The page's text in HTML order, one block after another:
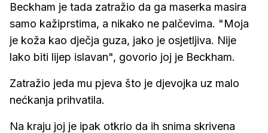
Beckham je tada zatražio da ga maserka masira
samo kažiprstima, a nikako ne palčevima. "Moja
je koža kao dječja guza, jako je osjetljiva. Nije
lako biti lijep islavan", govorio joj je Beckham.
Zatražio jeda mu pjeva što je djevojka uz malo
nećkanja prihvatila.
Na kraju joj je ipak otkrio da ih snima skrivena